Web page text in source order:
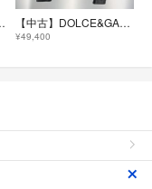
スジャケット 46 【中古】DOLCE&GABBANA ラムスキン レザージャケット G9K38L サイズ48 ブラック ドルチェチェ&ガッバーナ イタリア製[19][240019521891]
¥49,400